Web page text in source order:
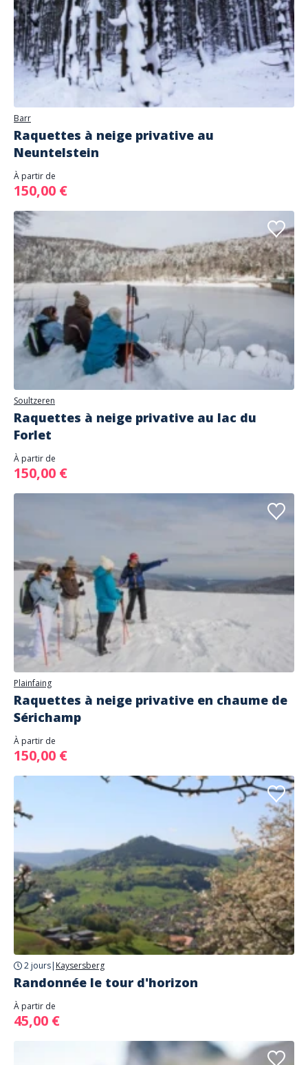
Barr
Raquettes à neige privative au
Neuntelstein
À partir de
150,00 €
Soultzeren
Raquettes à neige privative au lac du
Forlet
À partir de
150,00 €
Plainfaing
Raquettes à neige privative en chaume de
Sérichamp
À partir de
150,00 €
2 jours| Kaysersberg
Randonnée le tour d'horizon
À partir de
45,00 €